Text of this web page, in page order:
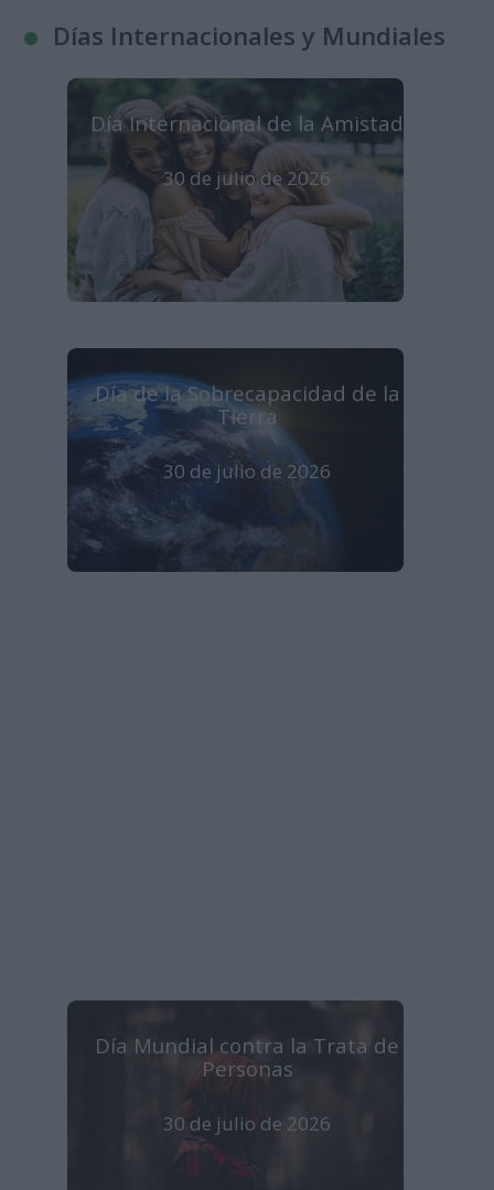
Días Internacionales y Mundiales
Día Internacional de la Amistad
30 de julio de 2026
Día de la Sobrecapacidad de la
Tierra
30 de julio de 2026
Día Mundial contra la Trata de
Personas
30 de julio de 2026